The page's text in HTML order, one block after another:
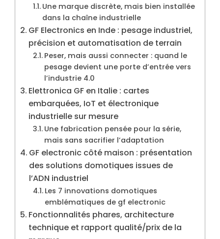
Une marque discrète, mais bien installée
dans la chaîne industrielle
GF Electronics en Inde : pesage industriel,
précision et automatisation de terrain
Peser, mais aussi connecter : quand le
pesage devient une porte d’entrée vers
l’industrie 4.0
Elettronica GF en Italie : cartes
embarquées, IoT et électronique
industrielle sur mesure
Une fabrication pensée pour la série,
mais sans sacrifier l’adaptation
GF electronic côté maison : présentation
des solutions domotiques issues de
l’ADN industriel
Les 7 innovations domotiques
emblématiques de gf electronic
Fonctionnalités phares, architecture
technique et rapport qualité/prix de la